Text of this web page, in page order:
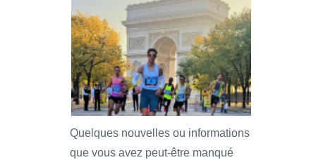
Quelques nouvelles ou informations
que vous avez peut-être manqué